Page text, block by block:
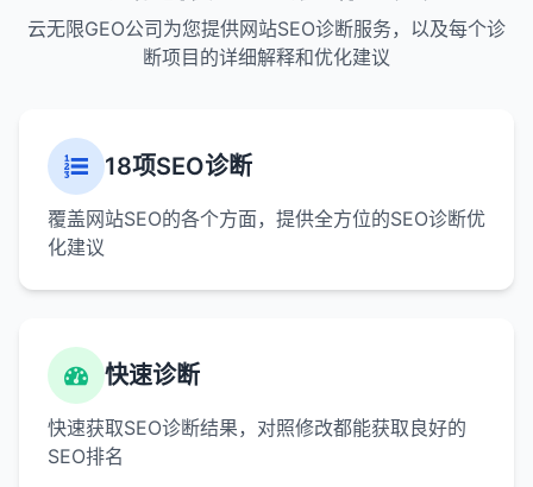
云无限GEO公司为您提供网站SEO诊断服务，以及每个诊
断项目的详细解释和优化建议
18项SEO诊断
覆盖网站SEO的各个方面，提供全方位的SEO诊断优
化建议
快速诊断
快速获取SEO诊断结果，对照修改都能获取良好的
SEO排名